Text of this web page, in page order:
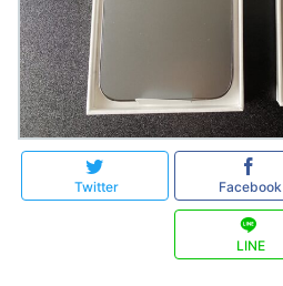
Twitter Facebook
LINE